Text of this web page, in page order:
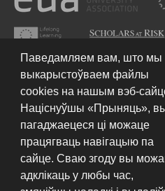
Умовы выкарыстання сайта © 2026
ўніверсітэт
Паведамляем вам, што мы
выкарыстоўваем файлы
cookies на нашым вэб-
Націснуўшы «Прыняць»,
пагаджаецеся ці можаце
працягваць навігацыю па
сайце. Сваю згоду вы
адклікаць у любы час,